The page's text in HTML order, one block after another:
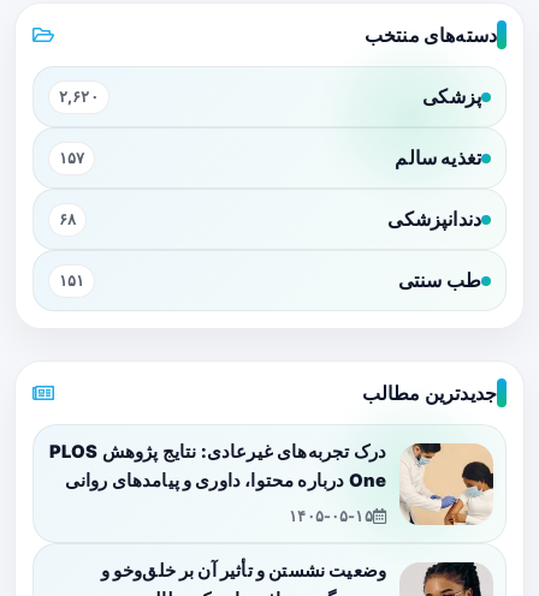
دسته‌های منتخب
پزشکی ۲,۶۲۰
تغذیه سالم ۱۵۷
دندانپزشکی ۶۸
طب سنتی ۱۵۱
جدیدترین مطالب
درک تجربه‌های غیرعادی: نتایج پژوهش PLOS
One درباره محتوا، داوری و پیامدهای روانی
۱۴۰۵-۰۵-۱۵
وضعیت نشستن و تأثیر آن بر خلق‌وخو و